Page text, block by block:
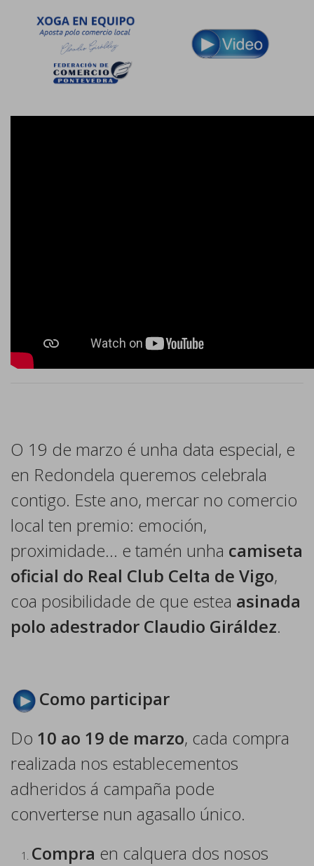
O 19 de marzo é unha data especial, e
en Redondela queremos celebrala
contigo. Este ano, mercar no comercio
local ten premio: emoción,
proximidade… e tamén unha camiseta
oficial do Real Club Celta de Vigo,
coa posibilidade de que estea asinada
polo adestrador Claudio Giráldez.
Como participar
Do 10 ao 19 de marzo, cada compra
realizada nos establecementos
adheridos á campaña pode
converterse nun agasallo único.
Compra en calquera dos nosos